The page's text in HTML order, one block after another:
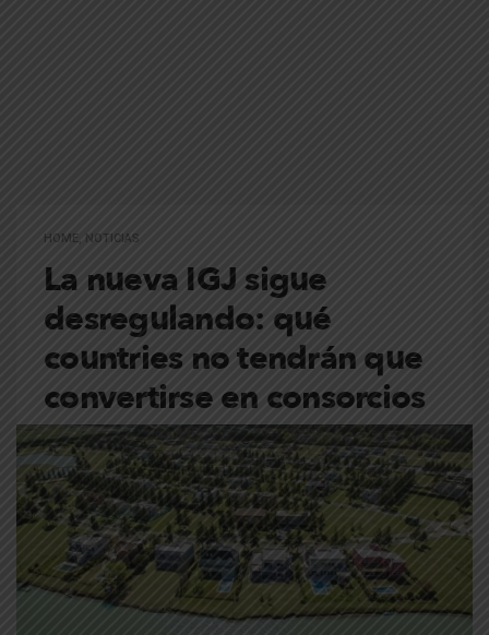
HOME NOTICIAS
La nueva IGJ sigue
desregulando: qué
countries no tendrán que
convertirse en consorcios